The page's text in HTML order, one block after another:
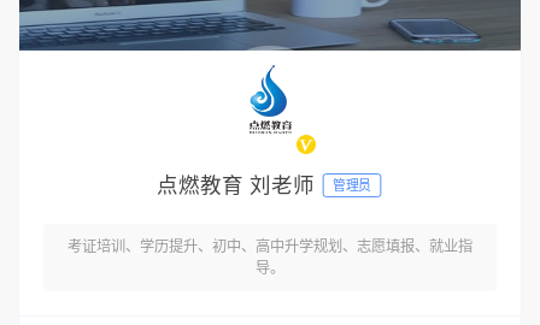
点燃教育 刘老师 管理员
考证培训、学历提升、初中、高中升学规划、志愿填报、就业指
导。